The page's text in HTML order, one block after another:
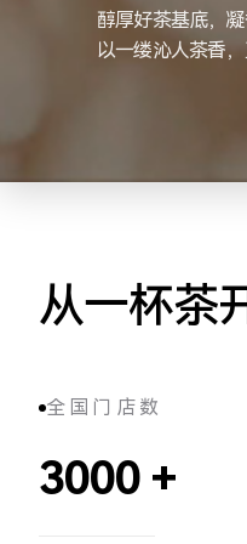
醇厚好茶基底，
以一缕沁人茶香
从一杯茶
全国门店数
3000+